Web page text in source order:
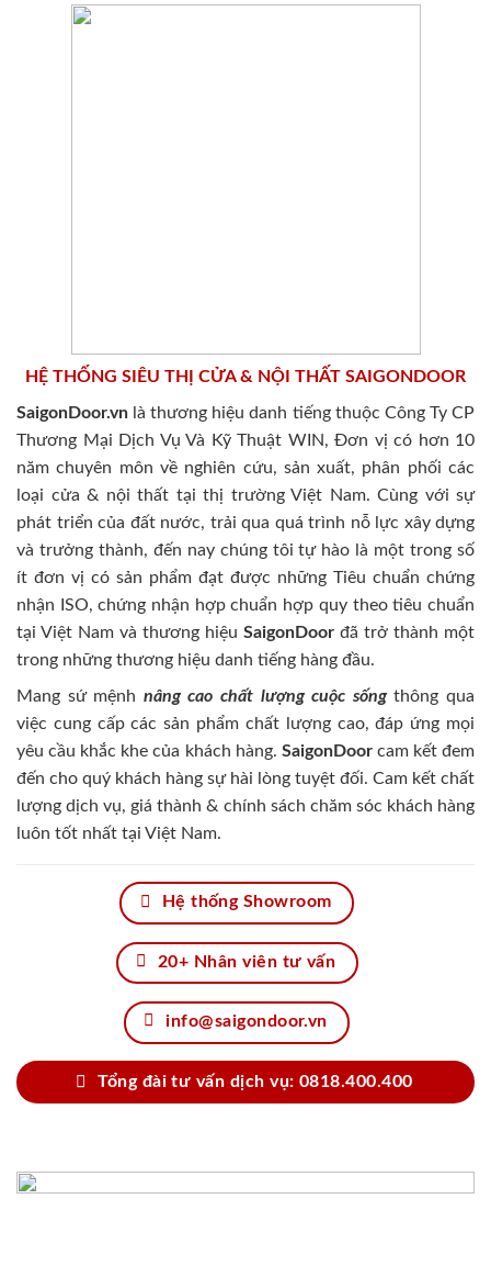
HỆ THỐNG SIÊU THỊ CỬA & NỘI THẤT SAIGONDOOR
SaigonDoor.vn là thương hiệu danh tiếng thuộc Công Ty CP
Thương Mại Dịch Vụ Và Kỹ Thuật WIN, Đơn vị có hơn 10
năm chuyên môn về nghiên cứu, sản xuất, phân phối các
loại cửa & nội thất tại thị trường Việt Nam. Cùng với sự
phát triển của đất nước, trải qua quá trình nỗ lực xây dựng
và trưởng thành, đến nay chúng tôi tự hào là một trong số
ít đơn vị có sản phẩm đạt được những Tiêu chuẩn chứng
nhận ISO, chứng nhận hợp chuẩn hợp quy theo tiêu chuẩn
tại Việt Nam và thương hiệu SaigonDoor đã trở thành một
trong những thương hiệu danh tiếng hàng đầu.
Mang sứ mệnh nâng cao chất lượng cuộc sốngthông qua
việc cung cấp các sản phẩm chất lượng cao, đáp ứng mọi
yêu cầu khắc khe của khách hàng. SaigonDoorcam kết đem
đến cho quý khách hàng sự hài lòng tuyệt đối. Cam kết chất
lượng dịch vụ, giá thành & chính sách chăm sóc khách hàng
luôn tốt nhất tại Việt Nam.
Hệ thống Showroom
20+ Nhân viên tư vấn
info@saigondoor.vn
Tổng đài tư vấn dịch vụ: 0818.400.400